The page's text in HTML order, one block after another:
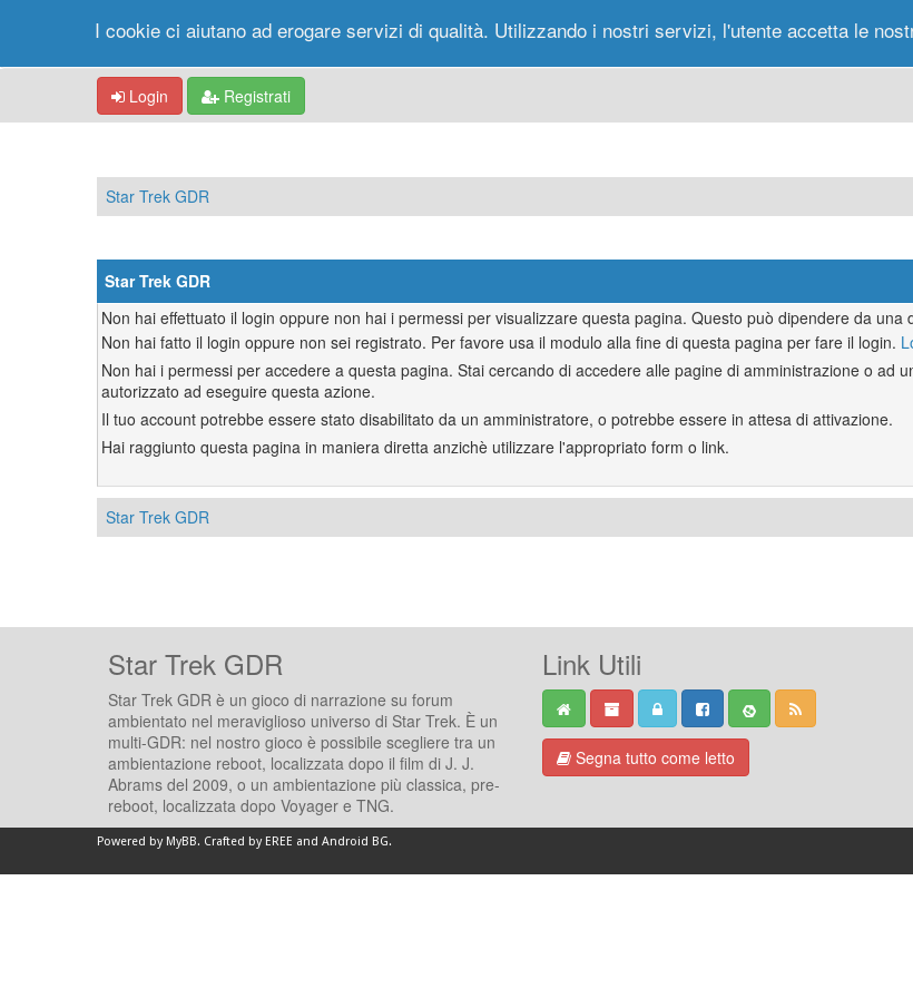
Portale Forum Nuovi Messaggi
Login Registrati
Star Trek GDR
Star Trek GDR
Non hai effettuato il login oppure non hai i permessi per visualizzare questa pagina. Questo può dipendere da una
Non hai fatto il login oppure non sei registrato. Per favore usa il modulo alla fine di questa pagina per fare il login.
Non hai i permessi per accedere a questa pagina. Stai cercando di accedere alle pagine di amministrazione o ad
autorizzato ad eseguire questa azione.
Il tuo account potrebbe essere stato disabilitato da un amministratore, o potrebbe essere in attesa di attivazione.
Hai raggiunto questa pagina in maniera diretta anzichè utilizzare l'appropriato form o link.
Star Trek GDR
Star Trek GDR
Star Trek GDR è un gioco di narrazione su forum
ambientato nel meraviglioso universo di Star Trek. È un
multi-GDR: nel nostro gioco è possibile scegliere tra un
ambientazione reboot, localizzata dopo il film di J. J.
Abrams del 2009, o un ambientazione più classica, pre-
reboot, localizzata dopo Voyager e TNG.
Link Utili
Segna tutto come letto
Powered by MyBB. Crafted by EREE and Android BG.
I cookie ci aiutano ad erogare servizi di qualità. Utilizzando i nostri servizi, l'utente accetta le